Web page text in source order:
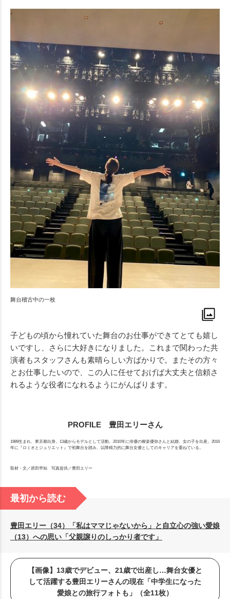
舞台稽古中の一枚
子どもの頃から憧れていた舞台のお仕事ができてとても嬉し
いですし、さらに大好きになりました。これまで関わった共
演者もスタッフさんも素晴らしい方ばかりで。またその方々
とお仕事したいので、この人に任せておげば大丈夫と信頼さ
れるような役者になれるようにがんばります。
PROFILE 豊田エリーさん
1989生まれ、東京都出身。13歳からモデルとして活動。2010年に俳優の柳楽優弥さんと結婚、女の子を出産。2016
年に『ロミオとジュリエット』で初舞台を踏み、以降精力的に舞台女優としてのキャリアを重ねている。
取材・文／原田早知 写真提供／豊田エリー
最初から読む
豊田エリー（34）「私はママじゃないから」と自立心の強い愛娘
（13）への思い「父親譲りのしっかり者です」
【画像】13歳でデビュー、21歳で出産し…舞台女優と
して活躍する豊田エリーさんの現在「中学生になった
愛娘との旅行フォトも」（全11枚）